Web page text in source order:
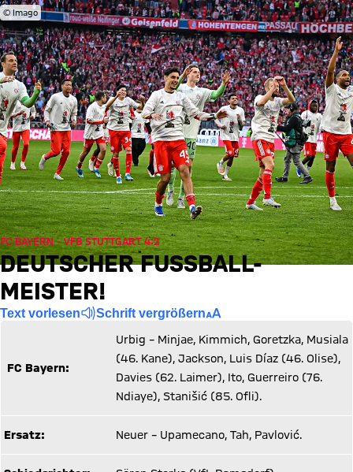
© Imago
FC BAYERN - VFB STUTTGART 4:2
DEUTSCHER FUSSBALL-M
EISTER!
Text vorlesen Schrift vergrößern
FC Bayern:
Urbig – Minjae, Kimmich, Goretzka, Musiala
(46. Kane), Jackson, Luis Díaz (46. Olise),
Davies (62. Laimer), Ito, Guerreiro (76.
Ndiaye), Stanišić (85. Ofli).
Ersatz: Neuer – Upamecano, Tah, Pavlović.